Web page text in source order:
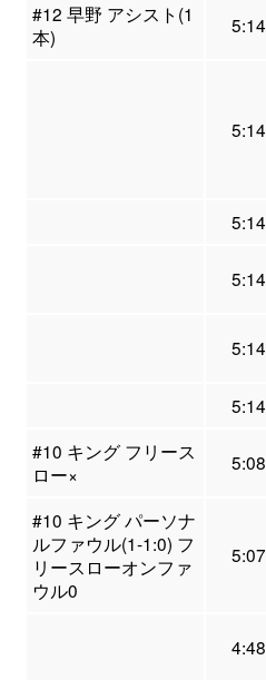
#12 早野 アシスト(1
本)
5:14
5:14
5:14
5:14
5:14
5:14
#10 キング フリース
ロー×
5:08
#10 キング パーソナ
ルファウル(1-1:0) フ
リースローオンファ
ウル0
5:07
4:48